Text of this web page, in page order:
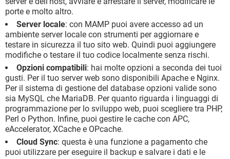
porte e molto altro.
Server locale: con MAMP puoi avere accesso ad un
ambiente server locale con strumenti per aggiornare e
testare in sicurezza il tuo sito web. Quindi puoi aggiungere
modifiche o testare il tuo codice localmente senza rischi.
Opzioni compatibili: hai molte opzioni a seconda dei tuoi
gusti. Per il tuo server web sono disponibili Apache e Nginx.
Per il sistema di gestione del database opzioni valide sono
sia MySQL che MariaDB. Per quanto riguarda i linguaggi di
programmazione per lo sviluppo web, puoi scegliere tra PHP,
Perl o Python. Infine, puoi gestire le cache con APC,
eAccelerator, XCache e OPcache.
Cloud Sync: questa è una funzione a pagamento che
puoi utilizzare per eseguire il backup e salvare i dati e le